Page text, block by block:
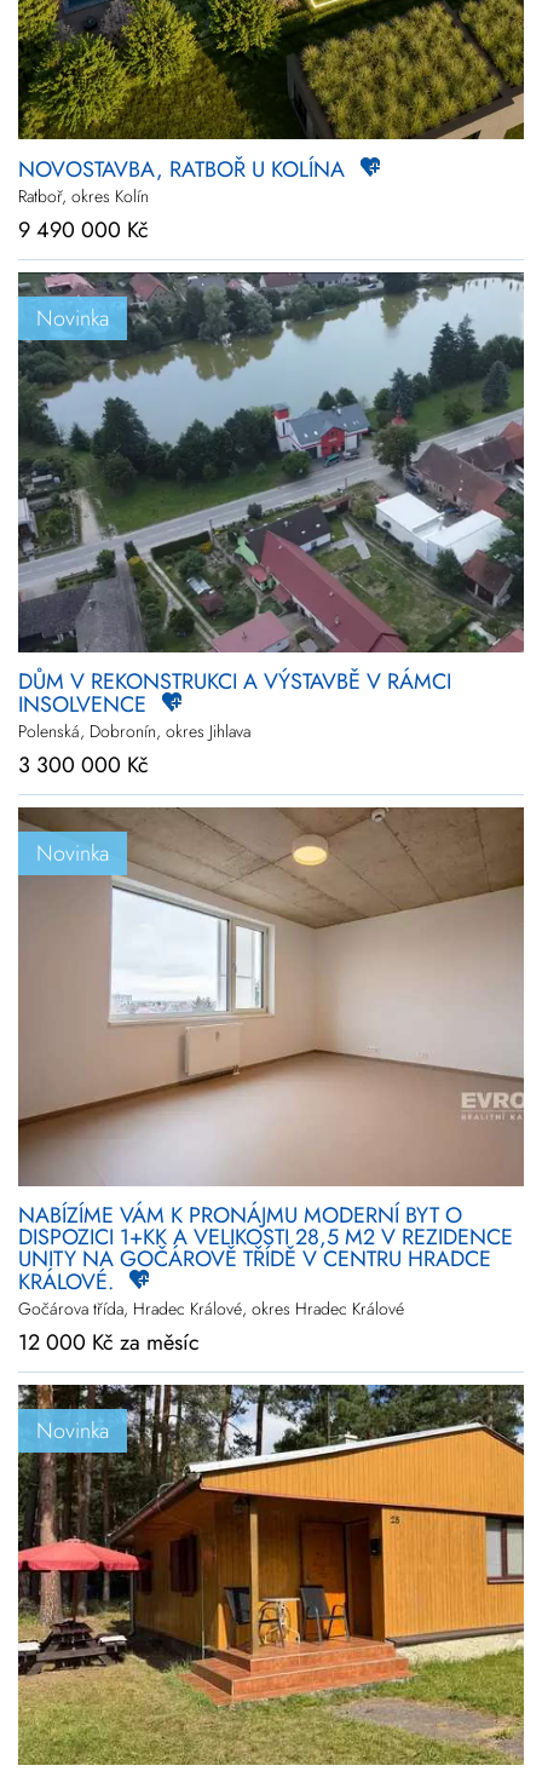
NOVOSTAVBA, RATBOŘ U KOLÍNA
Ratboř, okres Kolín
9 490 000 Kč
Novinka
DŮM V REKONSTRUKCI A VÝSTAVBĚ V RÁMCI
INSOLVENCE
Polenská, Dobronín, okres Jihlava
3 300 000 Kč
Novinka
NABÍZÍME VÁM K PRONÁJMU MODERNÍ BYT O
DISPOZICI 1+KK A VELIKOSTI 28,5 M2 V REZIDENCE
UNITY NA GOČÁROVĚ TŘÍDĚ V CENTRU HRADCE
KRÁLOVÉ.
Gočárova třída, Hradec Králové, okres Hradec Králové
12 000 Kč za měsíc
Novinka